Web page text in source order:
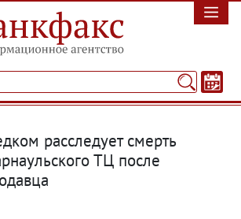
расследует смерть
ТЦ после